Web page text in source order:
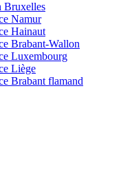
Bruxelles
Namur
Hainaut
Brabant-Wallon
Luxembourg
Liège
Brabant flamand